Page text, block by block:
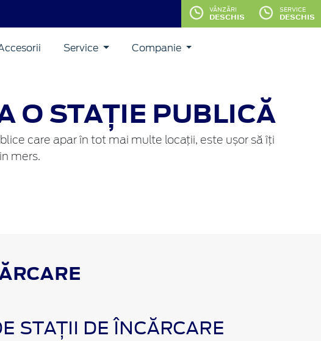
VÂNZĂRI
DESCHIS
SERVICE
DESCHIS
Service Companie
O STAȚIE PUBLICĂ
care apar în tot mai multe locații, este ușor să îți
mers.
STAȚII DE ÎNCĂRCARE